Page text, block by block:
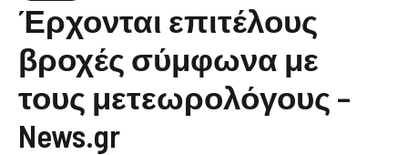
Έρχονται επιτέλους
βροχές σύμφωνα με
τους μετεωρολόγους –
News.gr